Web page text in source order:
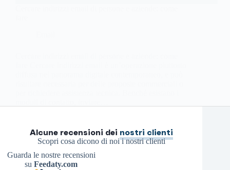
Alcune recensioni dei nostri clienti
Scopri cosa dicono di noi i nostri clienti
Guarda le nostre recensioni
suFeedaty.com